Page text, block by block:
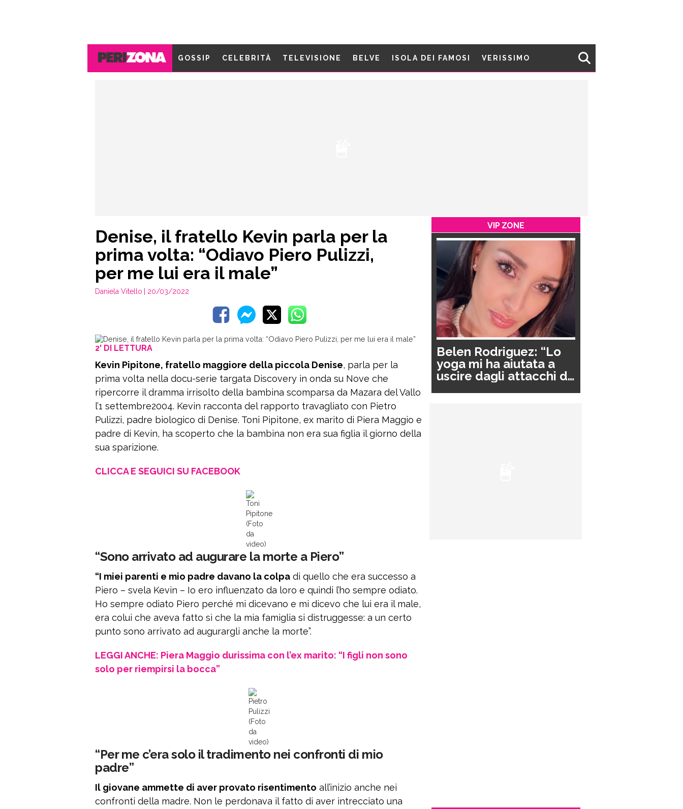
GOSSIP CELEBRITÀ TELEVISIONE BELVE ISOLA DEI FAMOSI VERISSIMO
Denise, il fratello Kevin parla per la
prima volta: “Odiavo Piero Pulizzi,
per me lui era il male”
Daniela Vitello | 20/03/2022
2' DI LETTURA
Kevin Pipitone, fratello maggiore della piccola Denise, parla per la
prima volta nella docu-serie targata Discovery in onda su Nove che
ripercorre il dramma irrisolto della bambina scomparsa da Mazara del Vallo
l’1 settembre2004. Kevin racconta del rapporto travagliato con Pietro
Pulizzi, padre biologico di Denise. Toni Pipitone, ex marito di Piera Maggio e
padre di Kevin, ha scoperto che la bambina non era sua figlia il giorno della
sua sparizione.
CLICCA E SEGUICI SU FACEBOOK
Toni
Pipitone
(Foto
da
video)
“Sono arrivato ad augurare la morte a Piero”
“I miei parenti e mio padre davano la colpa di quello che era successo a
Piero – svela Kevin – Io ero influenzato da loro e quindi l’ho sempre odiato.
Ho sempre odiato Piero perché mi dicevano e mi dicevo che lui era il male,
era colui che aveva fatto sì che la mia famiglia si distruggesse: a un certo
punto sono arrivato ad augurargli anche la morte”.
LEGGI ANCHE: Piera Maggio durissima con l’ex marito: “I figli non sono
solo per riempirsi la bocca”
Pietro
Pulizzi
(Foto
da
video)
“Per me c’era solo il tradimento nei confronti di mio
padre”
Il giovane ammette di aver provato risentimento all’inizio anche nei
confronti della madre. Non le perdonava il fatto di aver intrecciato una
VIP ZONE
Belen Rodriguez: “Lo
yoga mi ha aiutata a
uscire dagli attacchi di